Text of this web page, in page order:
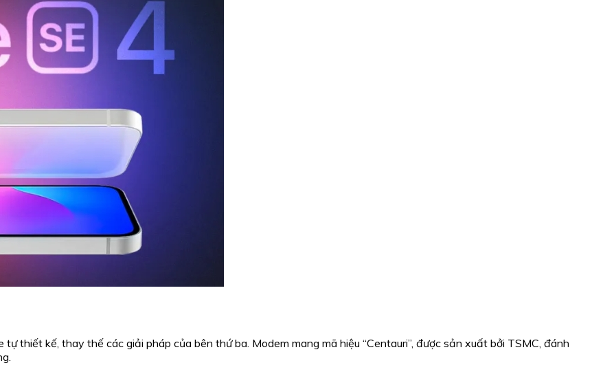
thiết kế, thay thế các giải pháp của bên thứ ba. Modem mang mã hiệu “Centauri”, được sản xuất bởi TSMC, đánh